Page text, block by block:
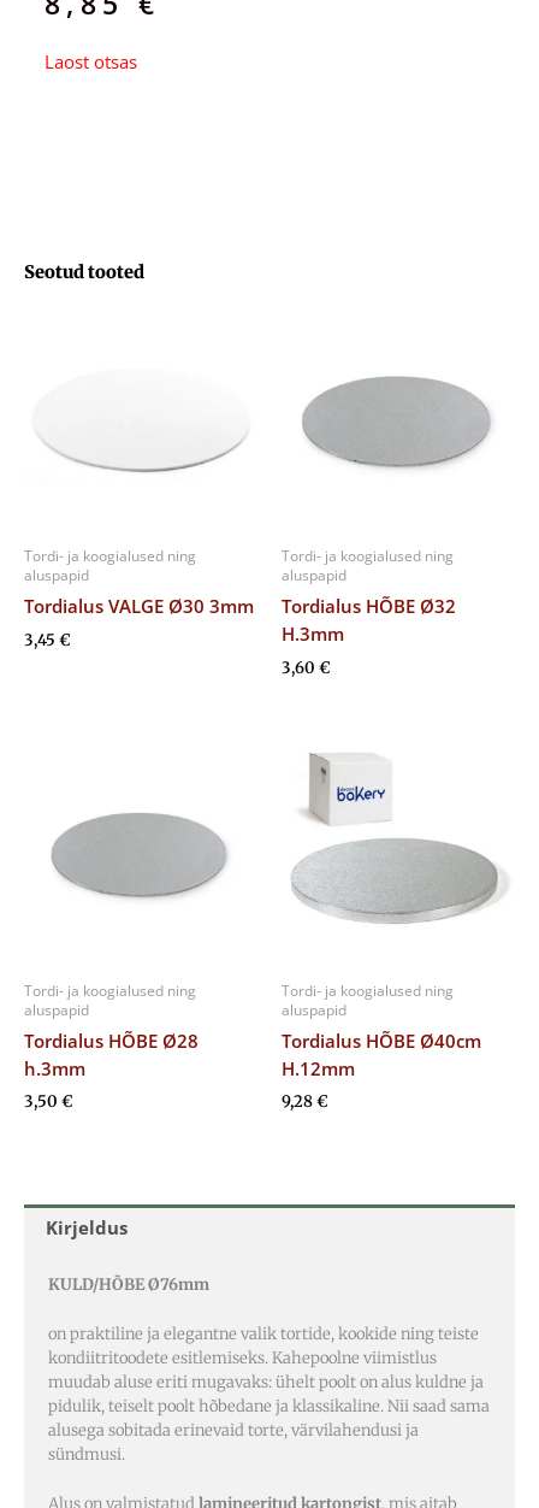
Laost otsas
Kirjeldus
KULD/HÕBE Ø76mm
on praktiline ja elegantne valik tortide, kookide ning teiste
kondiitritoodete esitlemiseks. Kahepoolne viimistlus
muudab aluse eriti mugavaks: ühelt poolt on alus kuldne ja
pidulik, teiselt poolt hõbedane ja klassikaline. Nii saad sama
alusega sobitada erinevaid torte, värvilahendusi ja
sündmusi.
Alus on valmistatud lamineeritud kartongist, mis aitab
Seotud tooted
Tordi- ja koogialused ning
aluspapid
Tordialus VALGE Ø30 3mm
3,45 €
Tordi- ja koogialused ning
aluspapid
Tordialus HÕBE Ø32
H.3mm
3,60 €
Tordi- ja koogialused ning
aluspapid
Tordialus HÕBE Ø28
h.3mm
3,50 €
Tordi- ja koogialused ning
aluspapid
Tordialus HÕBE Ø40cm
H.12mm
9,28€